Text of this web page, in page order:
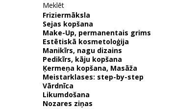
Meklēt
Friziermāksla
Sejas kopšana
Make-Up, permanentais grims
Estētiskā kosmetoloģija
Manikīrs, nagu dizains
Pedikīrs, kāju kopšana
Ķermeņa kopšana, Masāža
Meistarklases: step-by-step
Vārdnīca
Likumdošana
Nozares ziņas